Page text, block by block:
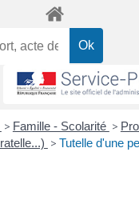
> Famille - Scolarité >
> Tutelle d'une